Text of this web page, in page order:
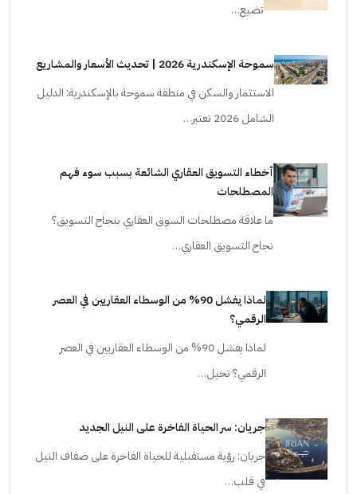
تضيع…
سموحة الإسكندرية 2026 | تحديث الأسعار والمشاريع
الاستثمار والسكن في منطقة سموحة بالإسكندرية: الدليل
الشامل 2026 تعتبر…
أخطاء التسويق العقاري الشائعة بسبب سوء فهم
المصطلحات
ما علاقة مصطلحات السوق العقاري بنجاح التسويق؟
نجاح التسويق العقاري…
لماذا يفشل 90% من الوسطاء العقاريين في العصر
الرقمي؟
لماذا يفشل 90% من الوسطاء العقاريين في العصر
الرقمي؟ تخيل…
جريان: سر الحياة الفاخرة على النيل الجديد
جريان: رؤية مستقبلية للحياة الفاخرة على ضفاف النيل
في قلب…